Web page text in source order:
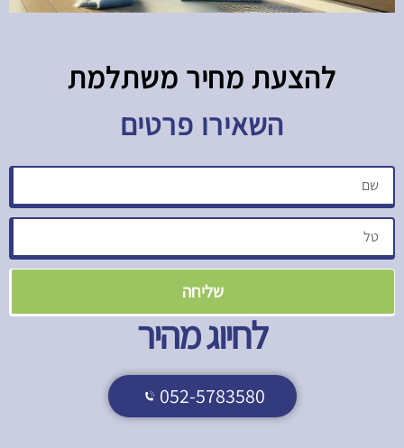
להצעת מחיר משתלמת​
השאירו פרטים
שליחה
לחיוג מהיר
052-5783580